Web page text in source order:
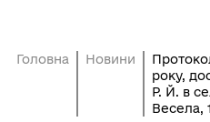
Головна Новини
року,
Р. Й. в
Весела,